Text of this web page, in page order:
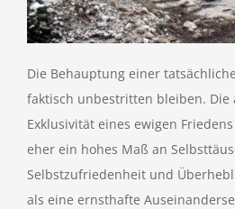
Die Behauptung einer
faktisch unbestritten bleiben. Die
Exklusivität eines ewigen
eher ein hohes Maß an
Selbstzufriedenheit und
als eine ernsthafte